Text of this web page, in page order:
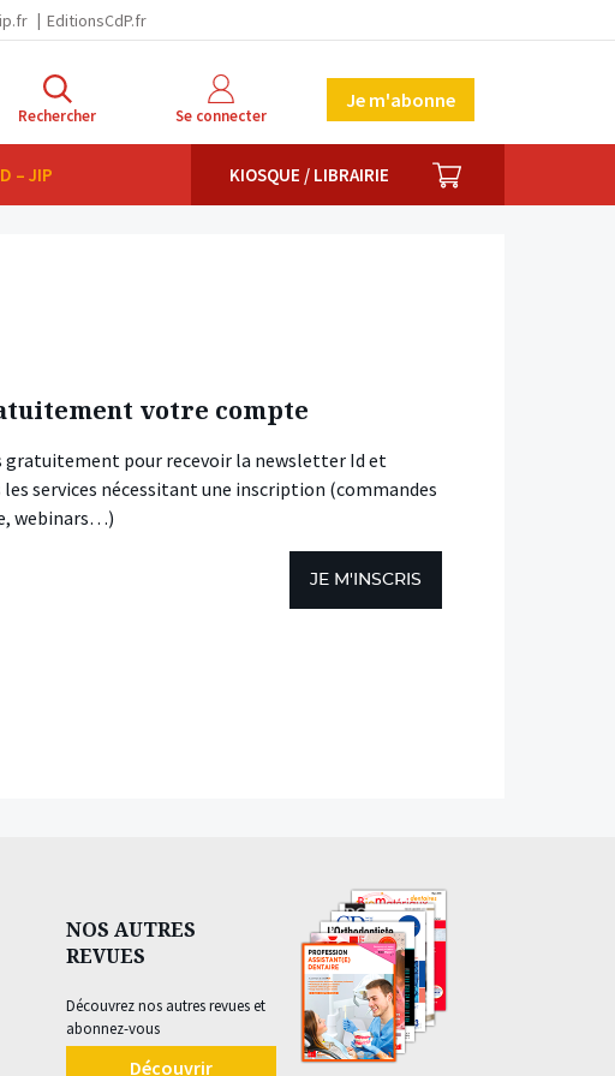
EditionsCdP.fr
Rechercher Se connecter
Je m'abonne
– JIP KIOSQUE / LIBRAIRIE PANIER
votre compte
gratuitement pour recevoir la newsletter Id et
les services nécessitant une inscription (commandes
webinars…)
JE M'INSCRIS
NOS AUTRES
REVUES
Découvrez nos autres revues et
abonnez-vous
Découvrir